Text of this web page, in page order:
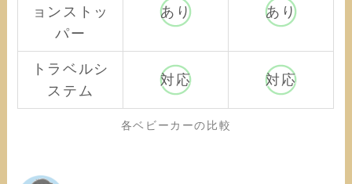
ョンストッ
パー
あり あり
トラベルシ
ステム
対応 対応
各ベビーカーの比較